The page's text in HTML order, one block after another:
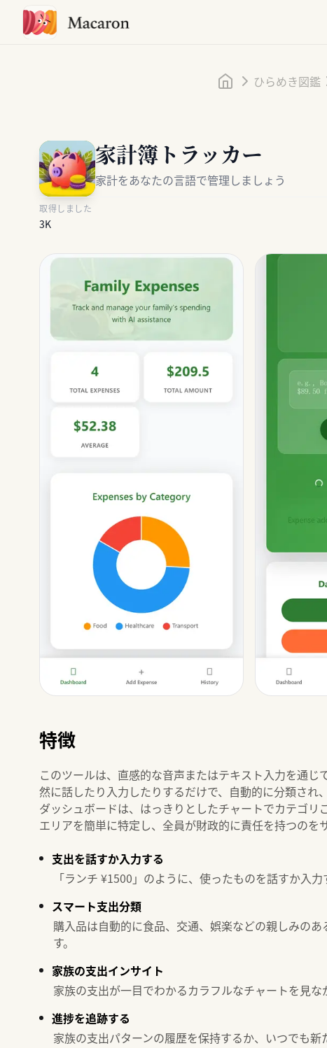
ホームひらめき図鑑
家計簿トラッカー
家計をあなたの言語で管理しましょう
取得しました
3K
特徴
このツールは、直感的な音声またはテキスト入力を通
然に話したり入力したりするだけで、自動的に分類さ
ダッシュボードは、はっきりとしたチャートでカテゴ
エリアを簡単に特定し、全員が財政的に責任を持つのを
支出を話すか入力する
「ランチ ¥1500」のように、使ったものを話すか入
スマート支出分類
購入品は自動的に食品、交通、娯楽などの親しみの
す。
家族の支出インサイト
家族の支出が一目でわかるカラフルなチャートを見
進捗を追跡する
家族の支出パターンの履歴を保持するか、いつでも新